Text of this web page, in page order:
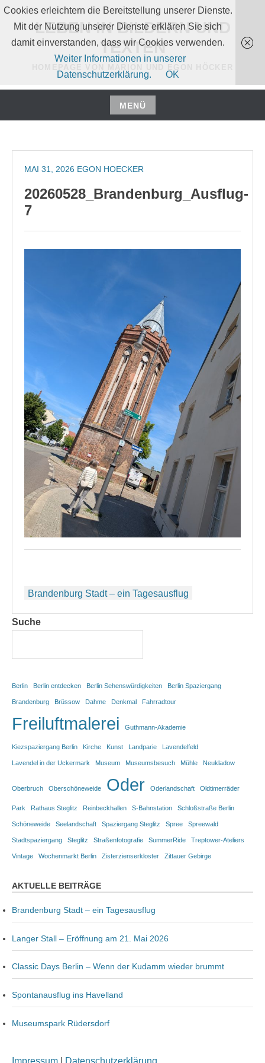
Zum
Inhalt
springen
LEBEN IN BILDERN UND
TEXTEN
MENÜ
Zum
springen
MAI 31, 2026 EGON HOECKER
20260528_Brandenburg_Ausflug-
7
Beitragsnavigation
Brandenburg Stadt – ein Tagesausflug
Suche
Berlin Berlin entdecken Berlin Sehenswürdigkeiten Berlin Spaziergang
Brandenburg Brüssow Dahme Denkmal Fahrradtour
Freiluftmalerei Guthmann-Akademie
Kiezspaziergang Berlin Kirche Kunst Landparie Lavendelfeld
Lavendel in der Uckermark Museum Museumsbesuch Mühle Neukladow
Oberbruch Oberschöneweide Oder Oderlandschaft Oldtimerräder
Park Rathaus Steglitz Reinbeckhallen S-Bahnstation Schloßstraße Berlin
Schöneweide Seelandschaft Spaziergang Steglitz Spree Spreewald
Stadtspaziergang Steglitz Straßenfotografie SummerRide Treptower-Ateliers
Vintage Wochenmarkt Berlin Zisterzienserkloster Zittauer Gebirge
AKTUELLE BEITRÄGE
Brandenburg Stadt – ein Tagesausflug
Langer Stall – Eröffnung am 21. Mai 2026
Classic Days Berlin – Wenn der Kudamm wieder brummt
Spontanausflug ins Havelland
Museumspark Rüdersdorf
Impressum Datenschutzerklärung
Cookies erleichtern die Bereitstellung unserer Dienste.
Mit der Nutzung unserer Dienste erklären Sie sich
damit einverstanden, dass wir Cookies verwenden.
Weiter Informationen in unserer
Datenschutzerklärung.
OK